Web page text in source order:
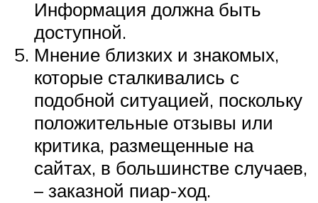
Информация должна быть
доступной.
Мнение близких и знакомых,
которые сталкивались с
подобной ситуацией, поскольку
положительные отзывы или
критика, размещенные на
сайтах, в большинстве случаев,
– заказной пиар-ход.